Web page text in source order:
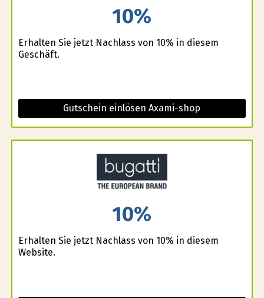
10%
Erhalten Sie jetzt Nachlass von 10% in diesem
Geschäft.
Gutschein einlösen Axami-shop
10%
Erhalten Sie jetzt Nachlass von 10% in diesem
Website.